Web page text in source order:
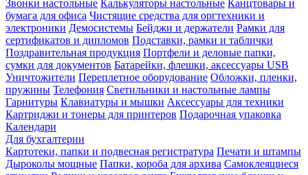
Звонки настольные Калькуляторы настольные Канцтовары и
бумага для офиса Чистящие средства для оргтехники и
электроники Демосистемы Бейджи и держатели Рамки для
сертификатов и дипломов Подставки, рамки и таблички
Поздравительная продукция Портфели и деловые папки,
сумки для документов Батарейки, флешки, аксессуары USB
Уничтожители Переплетное оборудование Обложки, пленки,
пружины Телефония Светильники и настольные лампы
Гарнитуры Клавиатуры и мышки Аксессуары для техники
Картриджи и тонеры для принтеров Подарочная упаковка
Календари
Для бухгалтерии
Картотеки, папки и подвесная регистратура Печати и штампы
Дыроколы мощные Папки, короба для архива Самоклеящиеся